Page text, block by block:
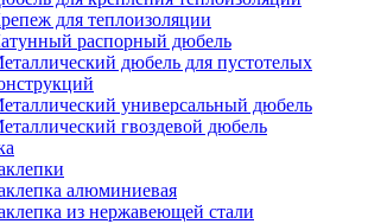
для теплоизоляции
распорный дюбель
дюбель для пустотелых
универсальный дюбель
гвоздевой дюбель
алюминиевая
из нержавеющей стали